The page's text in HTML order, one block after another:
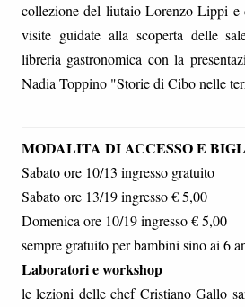
collezione del liutaio Lorenzo Lippi
visite guidate alla scoperta delle
libreria gastronomica con la
Nadia Toppino "Storie di Cibo nelle
MODALITA DI ACCESSO E
Sabato ore 10/13 ingresso gratuito
Sabato ore 13/19 ingresso € 5,00
Domenica ore 10/19 ingresso € 5,00
sempre gratuito per bambini sino ai 6
Laboratori e workshop
le lezioni delle chef Cristiano Gallo